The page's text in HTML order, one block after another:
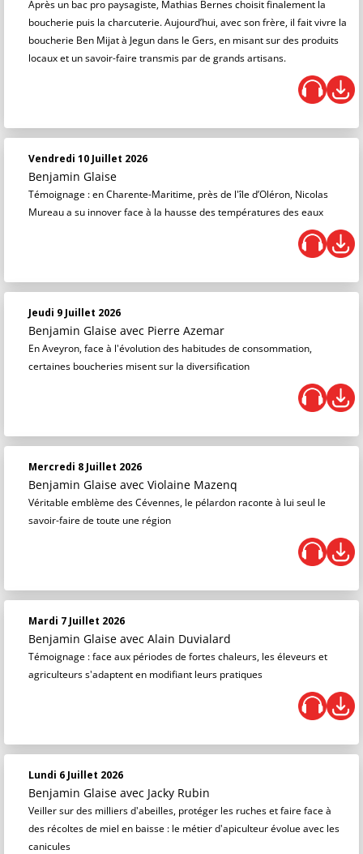
Après un bac pro paysagiste, Mathias Bernes choisit finalement la
boucherie puis la charcuterie. Aujourd’hui, avec son frère, il fait vivre la
boucherie Ben Mijat à Jegun dans le Gers, en misant sur des produits
locaux et un savoir-faire transmis par de grands artisans.
Vendredi 10 Juillet 2026
Benjamin Glaise
Témoignage : en Charente-Maritime, près de l'île d’Oléron, Nicolas
Mureau a su innover face à la hausse des températures des eaux
Jeudi 9 Juillet 2026
Benjamin Glaise avec Pierre Azemar
En Aveyron, face à l'évolution des habitudes de consommation,
certaines boucheries misent sur la diversification
Mercredi 8 Juillet 2026
Benjamin Glaise avec Violaine Mazenq
Véritable emblème des Cévennes, le pélardon raconte à lui seul le
savoir-faire de toute une région
Mardi 7 Juillet 2026
Benjamin Glaise avec Alain Duvialard
Témoignage : face aux périodes de fortes chaleurs, les éleveurs et
agriculteurs s'adaptent en modifiant leurs pratiques
Lundi 6 Juillet 2026
Benjamin Glaise avec Jacky Rubin
Veiller sur des milliers d'abeilles, protéger les ruches et faire face à
des récoltes de miel en baisse : le métier d'apiculteur évolue avec les
canicules